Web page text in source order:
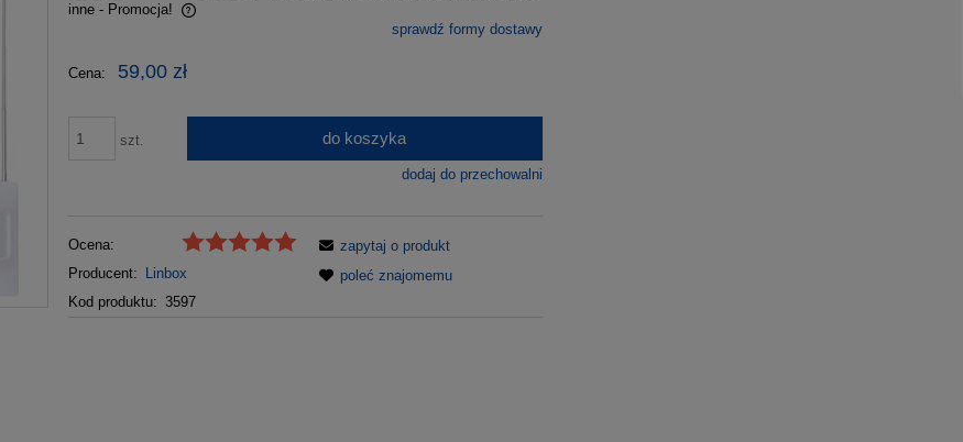
inne - Promocja!
sprawdź formy dostawy
Cena: 59,00 zł
szt. do koszyka
dodaj do przechowalni
Ocena:
Producent: Linbox
Kod produktu: 3597
zapytaj o produkt
poleć znajomemu